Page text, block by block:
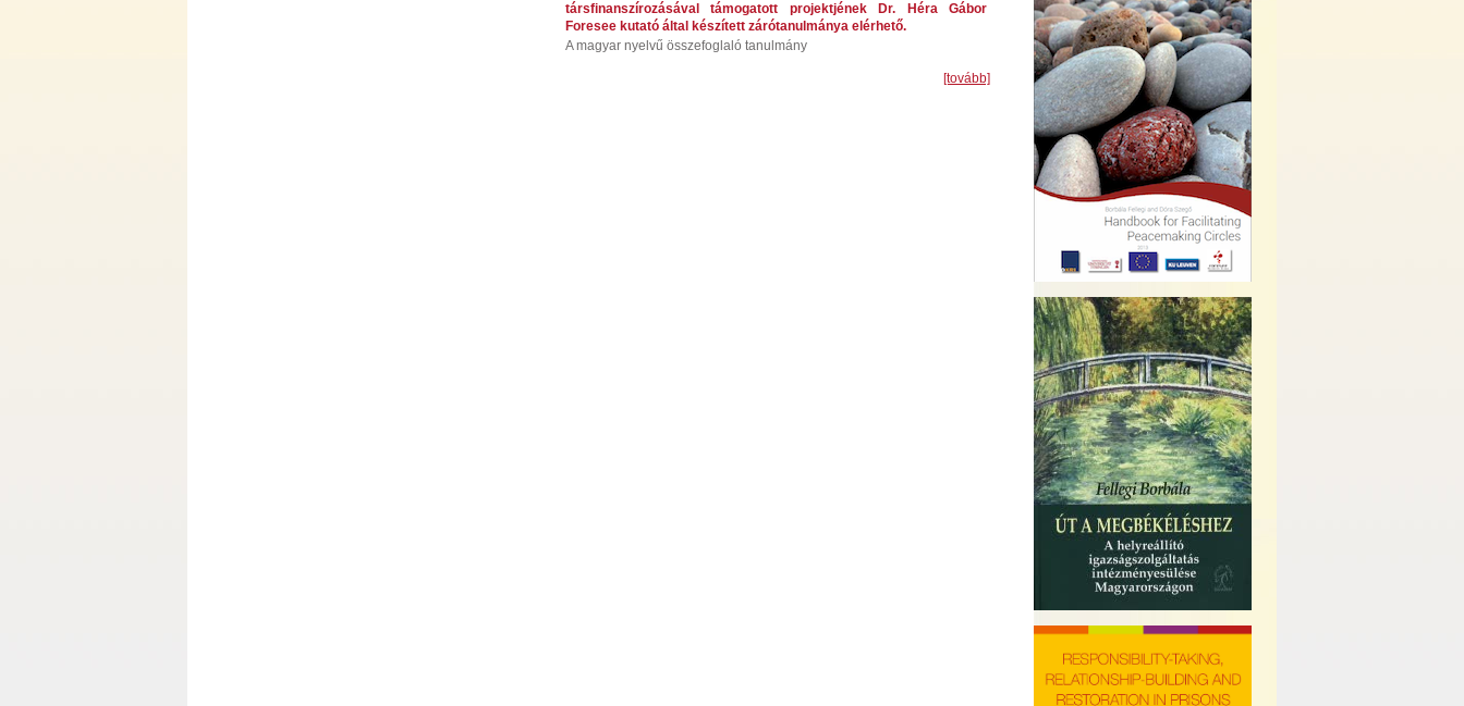
társfinanszírozásával támogatott projektjének Dr. Héra Gábor
Foresee kutató által készített zárótanulmánya elérhető.
A magyar nyelvű összefoglaló tanulmány
[tovább]